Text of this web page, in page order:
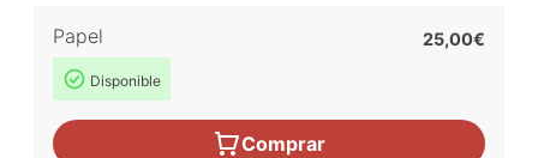
Papel
Disponible
25,00€
Comprar